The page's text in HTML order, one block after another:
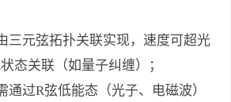
三元弦拓扑关联实现，速度可超光
态关联（如量子纠缠）；
通过R弦低能态（光子、电磁波）